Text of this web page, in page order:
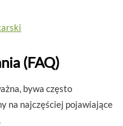
(FAQ)
bywa często
na najczęściej pojawiające